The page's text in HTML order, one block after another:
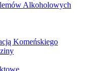
Alkoholowych
Komeńskiego